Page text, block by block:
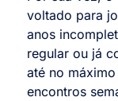
voltado para
anos
regular ou já
até no
encontros